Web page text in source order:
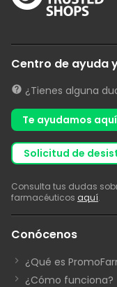
Centro de ayuda
¿Tienes alguna
Te ayudamos aquí
solicitud de
Consulta tus dudas
farmacéuticos aquí.
Conócenos
¿Qué es
¿Cómo funciona?